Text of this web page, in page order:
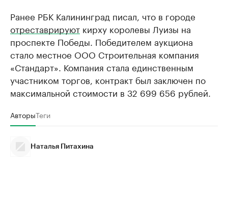
Ранее РБК Калининград писал, что в городе
отреставрируют кирху королевы Луизы на
проспекте Победы. Победителем аукциона
стало местное ООО Строительная компания
«Стандарт». Компания стала единственным
участником торгов, контракт был заключен по
максимальной стоимости в 32 699 656 рублей.
АвторыТеги
Наталья Питахина